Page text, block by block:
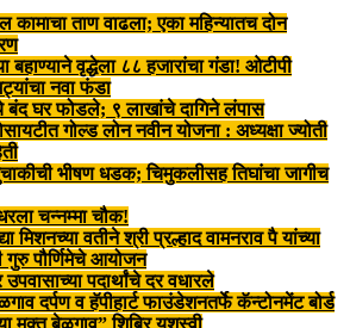
कामाचा ताण वाढला; एका महिन्यातच दोन
बहाण्याने वृद्धेला ८८ हजारांचा गंडा! ओटीपी
नवा फंडा
बंद घर फोडले; ९ लाखांचे दागिने लंपास
गोल्ड लोन नवीन योजना : अध्यक्षा ज्योती
भीषण धडक; चिमुकलीसह तिघांचा जागीच
चन्नम्मा चौक!
मिशनच्या वतीने श्री प्रल्हाद वामनराव पै यांच्या
गुरु पौर्णिमेचे आयोजन
उपवासाच्या पदार्थांचे दर वधारले
दर्पण व हॅपीहार्ट फाउंडेशनतर्फे कॅन्टोनमेंट बोर्ड
मुक्त बेळगाव” शिबिर यशस्वी